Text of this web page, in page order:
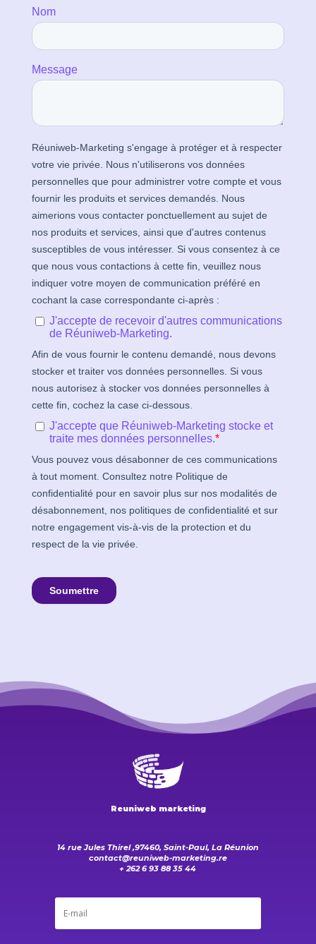
Reuniweb marketing
14 rue Jules Thirel ,97460, Saint-Paul, La Réunion
contact@reuniweb-marketing.re
+ 262 6 93 88 35 44